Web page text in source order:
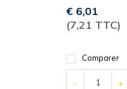
€ 6,01
(7,21 TTC)
Comparer
- +